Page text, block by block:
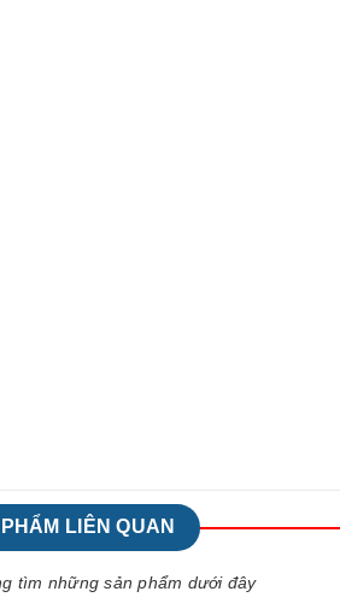
LIÊN QUAN
tìm những sản phẩm dưới đây